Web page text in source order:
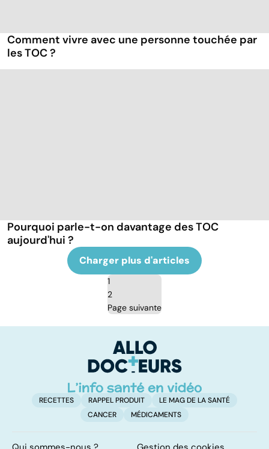
Comment vivre avec une personne touchée par
les TOC ?
Pourquoi parle-t-on davantage des TOC
aujourd'hui ?
Charger plus d'articles
1
2
Page suivante
RECETTES RAPPEL PRODUIT
LE MAG DE LA SANTÉ
CANCER
MÉDICAMENTS